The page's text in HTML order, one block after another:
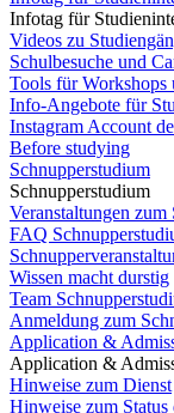
Infotag für
Videos zu
Schulbesuche und
Tools für Workshops
Info-Angebote für
Instagram Account
Before studying
Schnupperstudium
Schnupperstudium
Veranstaltungen zum
FAQ
Wissen macht durstig
Team
Anmeldung zum
Application &
Application &
Hinweise zum Dienst
Hinweise zum